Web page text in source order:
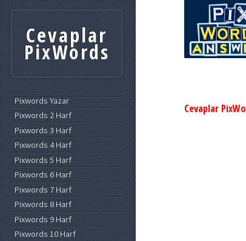
Cevaplar
Cevaplar
PixWords
Pixwords Yazar
Pixwords 2 Harf
Pixwords 3 Harf
Pixwords 4 Harf
Pixwords 5 Harf
Pixwords 6 Harf
Pixwords 7 Harf
Pixwords 8 Harf
Pixwords 9 Harf
Pixwords 10 Harf